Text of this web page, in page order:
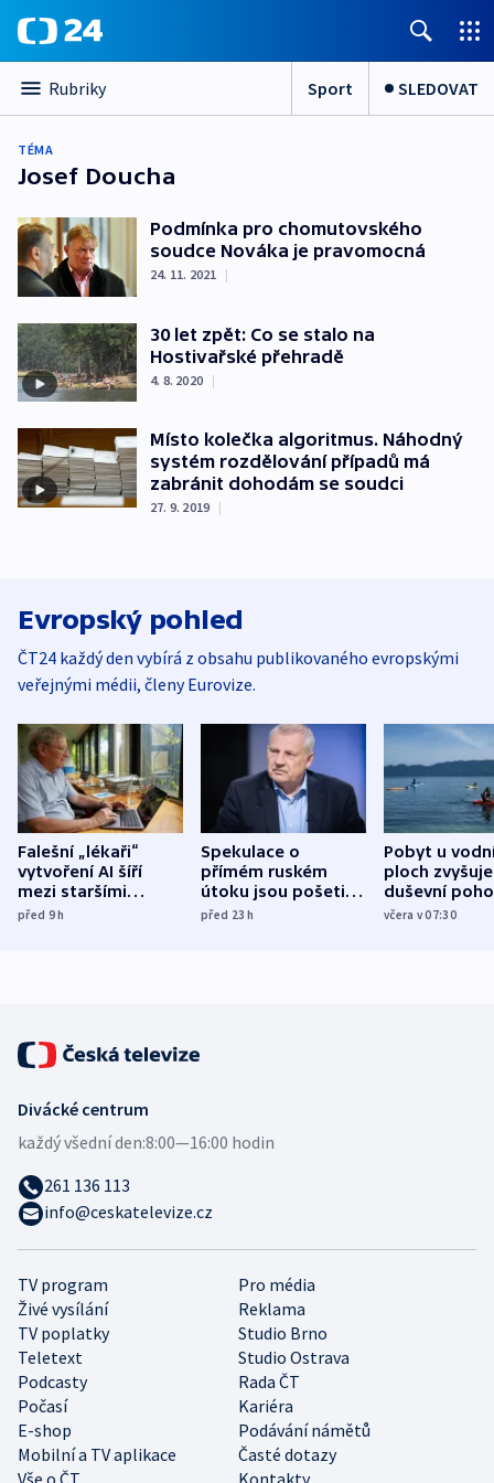
Rubriky Sport SLEDOVAT
TÉMA
Josef Doucha
Podmínka pro chomutovského
soudce Nováka je pravomocná
24. 11. 2021 |
30 let zpět: Co se stalo na
Hostivařské přehradě
4. 8. 2020 |
Místo kolečka algoritmus. Náhodný
systém rozdělování případů má
zabránit dohodám se soudci
27. 9. 2019 |
Evropský pohled
ČT24 každý den vybírá z obsahu publikovaného evropskými
veřejnými médii, členy Eurovize.
Falešní „lékaři“
vytvoření AI šíří
mezi staršími
Poláky nebezpečné
před 9h
Spekulace o
přímém ruském
útoku jsou pošetilé,
míní estonský
před 23h
Pobyt u
ploch zvyšuje
duševní
ukázala
včera v 07:30
TV program
Pro média
Živé vysílání
Reklama
TV poplatky
Studio Brno
Teletext
Studio Ostrava
Podcasty
Rada ČT
Počasí
Kariéra
E-shop
Podávání námětů
Mobilní a TV aplikace
Časté dotazy
Divácké centrum
každý všední den:8:00—16:00 hodin
261 136 113
info@ceskatelevize.cz